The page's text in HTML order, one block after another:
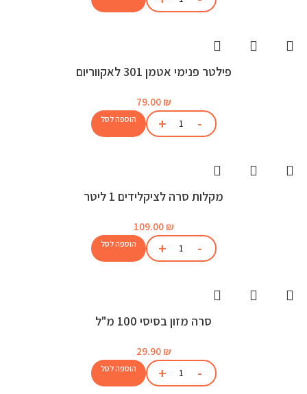
פילטר פנימי אטמן 301 לאקווריום
79.00 ₪
הוספה לסל
מקלות סרה לציקלידים 1 ליטר
109.00 ₪
הוספה לסל
סרה מזון בסיסי 100 מ"ל
29.90 ₪
הוספה לסל